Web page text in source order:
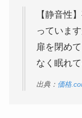
【静音性
っていま
扉を閉め
なく眠れ
出典： 価格